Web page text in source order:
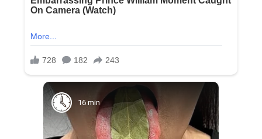
16 min